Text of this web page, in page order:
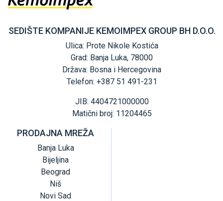
SEDIŠTE KOMPANIJE KEMOIMPEX GROUP BH D.O.O.
Ulica: Prote Nikole Kostića
Grad: Banja Luka, 78000
Država: Bosna i Hercegovina
Telefon: +387 51 491-231
JIB: 4404721000000
Matični broj: 11204465
PRODAJNA MREŽA
Banja Luka
Bijeljina
Beograd
Niš
Novi Sad